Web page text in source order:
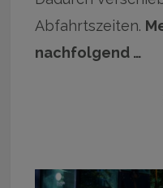
Abfahrtszeiten.
nachfolgend …